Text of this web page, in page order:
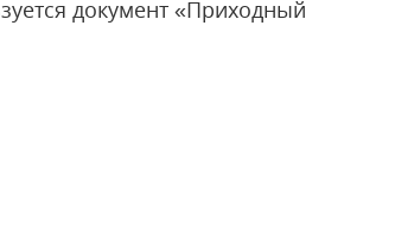
документ «Приходный